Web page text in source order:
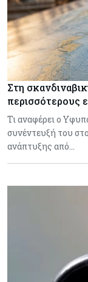
Στη
περισσότερους
Τι αναφέρει ο
συνέντευξή του
ανάπτυξης από…